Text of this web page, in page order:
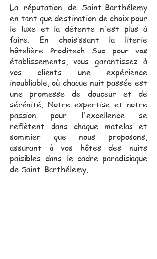
La réputation de Saint-Barthélemy
en tant que destination de choix pour
le luxe et la détente n'est plus à
faire. En choisissant la literie
hôtelière Proditech Sud pour vos
établissements, vous garantissez à
vos clients une expérience
inoubliable, où chaque nuit passée est
une promesse de douceur et de
sérénité. Notre expertise et notre
passion pour l'excellence se
reflètent dans chaque matelas et
sommier que nous proposons,
assurant à vos hôtes des nuits
paisibles dans le cadre paradisiaque
de Saint-Barthélemy.